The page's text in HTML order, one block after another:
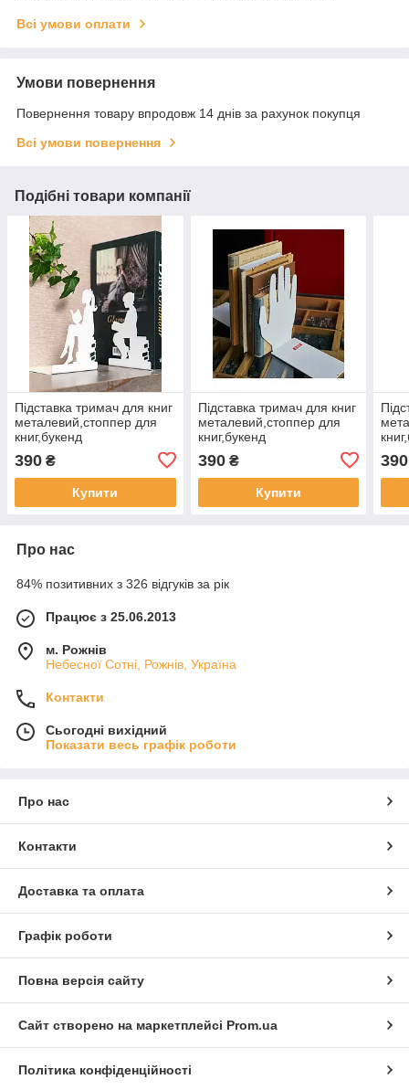
Всі умови оплати
Умови повернення
Повернення товару впродовж 14 днів за рахунок покупця
Всі умови повернення
Подібні товари компанії
Підставка тримач для книг
металевий,стоппер для
книг,букенд
390 ₴
Купити
Підставка тримач для книг
металевий,стоппер для
книг,букенд
390₴
Купити
390
Про нас
84% позитивних з 326 відгуків за рік
Працює з 25.06.2013
м. Рожнів
Небесної Сотні, Рожнів, Україна
Контакти
Сьогодні вихідний
Показати весь графік роботи
Про нас
Контакти
Доставка та оплата
Графік роботи
Повна версія сайту
Сайт створено на маркетплейсі Prom.ua
Політика конфіденційності